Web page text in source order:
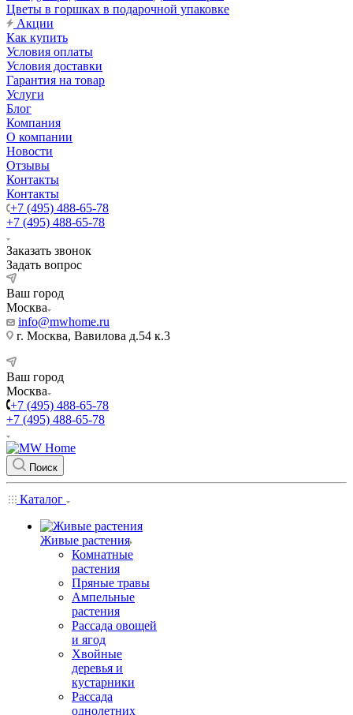
Цветы в горшках в подарочной упаковке
Акции
Как купить
Условия оплаты
Условия доставки
Гарантия на товар
Услуги
Блог
Компания
О компании
Новости
Отзывы
Контакты
Контакты
+7 (495) 488-65-78
+7 (495) 488-65-78
Заказать звонок
Задать вопрос
Ваш город
Москва
info@mwhome.ru
г. Москва, Вавилова д.54 к.3
Ваш город
Москва
+7 (495) 488-65-78
+7 (495) 488-65-78
Поиск
Каталог
Живые растения
Комнатные
растения
Пряные травы
Ампельные
растения
Рассада овощей
и ягод
Хвойные
деревья и
кустарники
Рассада
однолетних